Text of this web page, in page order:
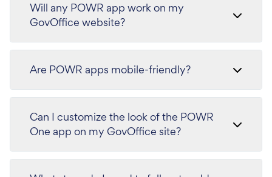
Will any POWR app work on my
GovOffice website?
Are POWR apps mobile-friendly?
Can I customize the look of the POWR
One app on my GovOffice site?